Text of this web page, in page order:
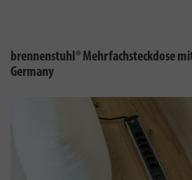
brennenstuhl® Mehrfachsteckdose
Germany